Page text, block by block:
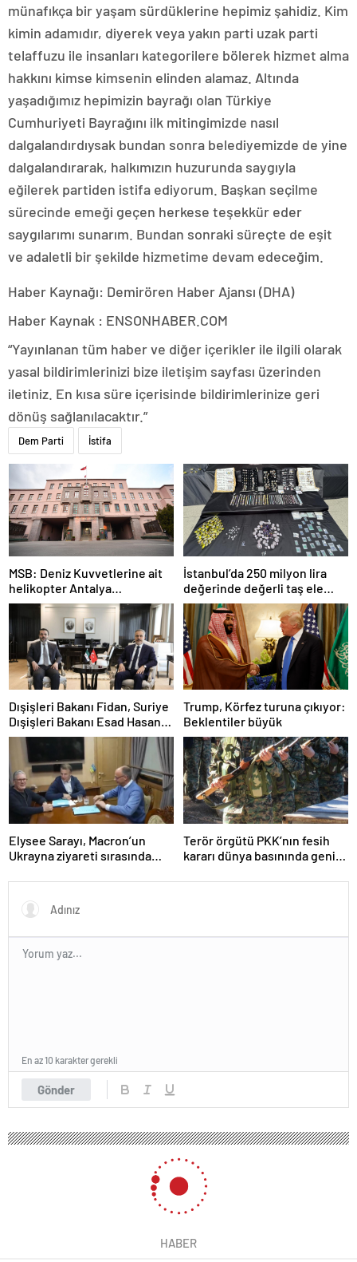
münafıkça bir yaşam sürdüklerine hepimiz şahidiz. Kim
kimin adamıdır, diyerek veya yakın parti uzak parti
telaffuzu ile insanları kategorilere bölerek hizmet alma
hakkını kimse kimsenin elinden alamaz. Altında
yaşadığımız hepimizin bayrağı olan Türkiye
Cumhuriyeti Bayrağını ilk mitingimizde nasıl
dalgalandırdıysak bundan sonra belediyemizde de yine
dalgalandırarak, halkımızın huzurunda saygıyla
eğilerek partiden istifa ediyorum. Başkan seçilme
sürecinde emeği geçen herkese teşekkür eder
saygılarımı sunarım. Bundan sonraki süreçte de eşit
ve adaletli bir şekilde hizmetime devam edeceğim.
Haber Kaynağı: Demirören Haber Ajansı (DHA)
Haber Kaynak : ENSONHABER.COM
“Yayınlanan tüm haber ve diğer içerikler ile ilgili olarak
yasal bildirimlerinizi bize iletişim sayfası üzerinden
iletiniz. En kısa süre içerisinde bildirimlerinize geri
dönüş sağlanılacaktır.”
Dem Parti İstifa
MSB: Deniz Kuvvetlerine ait
helikopter Antalya
açıklarında acil iniş yaptı
İstanbul’da 250 milyon lira
değerinde değerli taş ele
geçirildi
Dışişleri Bakanı Fidan, Suriye
Dışişleri Bakanı Esad Hasan
Şeybani ile görüştü
Trump, Körfez turuna çıkıyor:
Beklentiler büyük
Elysee Sarayı, Macron’un
Ukrayna ziyareti sırasında
iddiasını yalanladı
Terör örgütü PKK’nın fesih
kararı dünya basınında geniş
Gönder
En az 10 karakter gerekli
HABER